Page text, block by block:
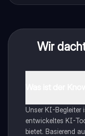
Wir
Unser KI-Begleiter
entwickeltes KI-
bietet. Basierend